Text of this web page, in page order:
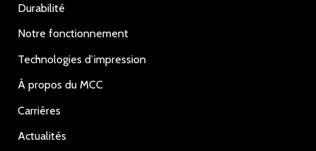
Durabilité
Notre fonctionnement
Technologies d’impression
À propos du MCC
Carrières
Actualités